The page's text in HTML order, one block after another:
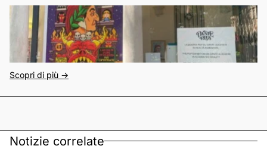
Scopri di più ->
Notizie correlate